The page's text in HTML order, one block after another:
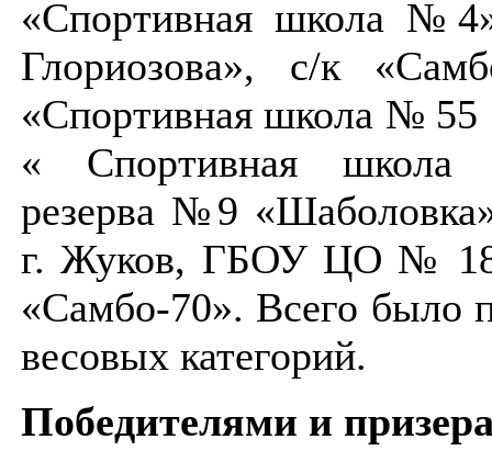
«Спортивная школа
Глориозова», с/к
«Спортивная школа №
« Спортивная школа
резерва №9
г. Жуков, ГБОУ ЦО №
«Самбо-70». Всего было
весовых категорий.
Победителями и